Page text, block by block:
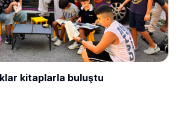
kitaplarla buluştu